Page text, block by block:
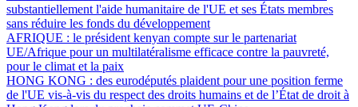
substantiellement l'aide humanitaire de l'UE et ses États membres
sans réduire les fonds du développement
AFRIQUE : le président kenyan compte sur le partenariat
UE/Afrique pour un multilatéralisme efficace contre la pauvreté,
pour le climat et la paix
HONG KONG : des eurodéputés plaident pour une position ferme
de l'UE vis-à-vis du respect des droits humains et de l’État de droit à